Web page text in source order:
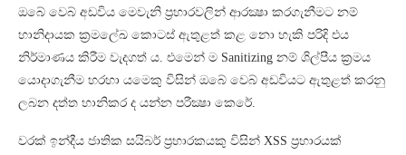
ඔබේ වෙබ් අඩවිය මෙවැනි ප්‍රහාරවලින් ආරක්‍ෂා කරගැනීමට නම්
හානිදායක ක්‍රමලේඛ කොටස් ඇතුළත් කළ නො හැකි පරිදි එය
නිර්මාණය කිරීම වැදගත් ය. එමෙන් ම Sanitizing නම් ශිල්පීය ක්‍රමය
යොදාගැනීම හරහා යමෙකු විසින් ඔබේ වෙබ් අඩවියට ඇතුළත් කරනු
ලබන දත්ත හානිකර ද යන්න පරීක්‍ෂා කෙරේ.
වරක් ඉන්දීය ජාතික සයිබර් ප්‍රහාරකයකු විසින් XSS ප්‍රහාරයක්